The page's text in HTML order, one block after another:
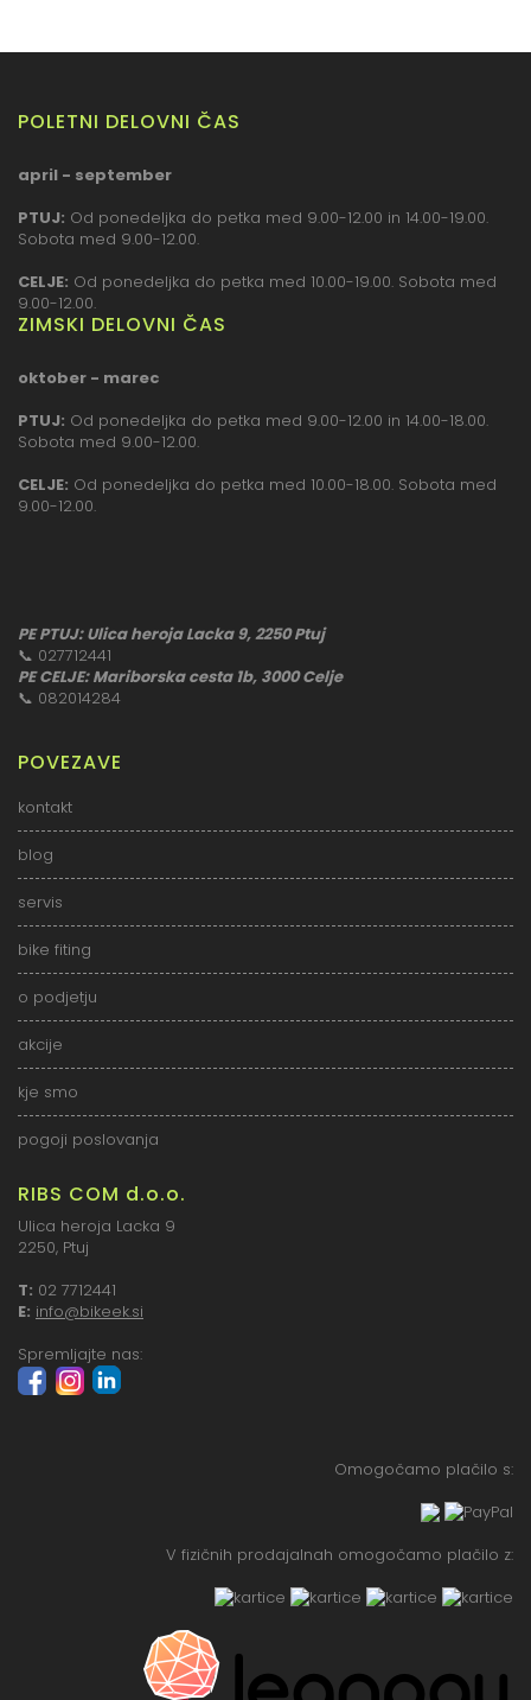
POLETNI DELOVNI ČAS
april - september
PTUJ: Od ponedeljka do petka med 9.00-12.00 in 14.00-19.00.
Sobota med 9.00-12.00.
CELJE: Od ponedeljka do petka med 10.00-19.00. Sobota med
9.00-12.00.
ZIMSKI DELOVNI ČAS
oktober - marec
PTUJ: Od ponedeljka do petka med 9.00-12.00 in 14.00-18.00.
Sobota med 9.00-12.00.
CELJE: Od ponedeljka do petka med 10.00-18.00. Sobota med
9.00-12.00.
PE PTUJ: Ulica heroja Lacka 9, 2250 Ptuj
📞 027712441
PE CELJE: Mariborska cesta 1b, 3000 Celje
📞 082014284
POVEZAVE
kontakt
blog
servis
bike fiting
o podjetju
akcije
kje smo
pogoji poslovanja
RIBS COM d.o.o.
Ulica heroja Lacka 9
2250, Ptuj
T: 02 7712441
E: info@bikeek.si
Spremljajte nas:
Omogočamo plačilo s:
V fizičnih prodajalnah omogočamo plačilo z: